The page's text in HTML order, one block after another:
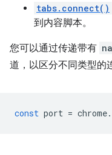
tabs.connect()
到内容脚本。
您可以通过传递带有
道，以区分不同类型的
const port = chrome.